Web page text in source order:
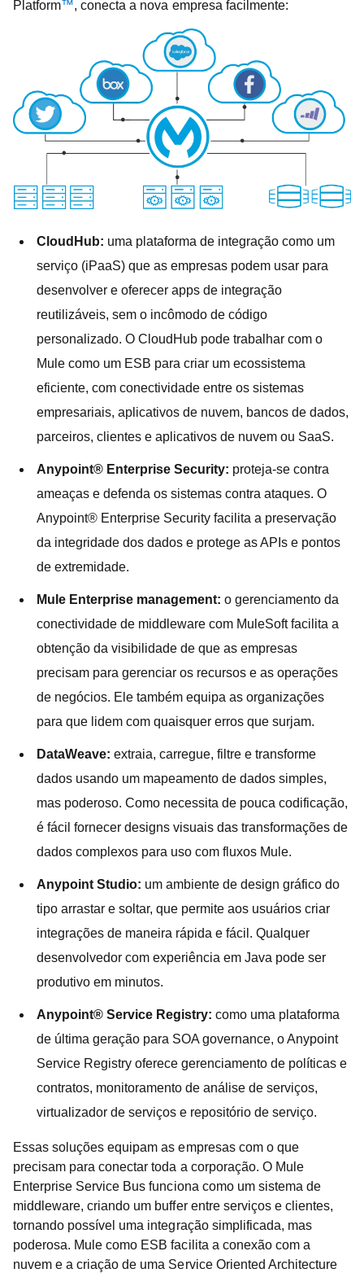
Platform™, conecta a nova empresa facilmente:
CloudHub: uma plataforma de integração como um
serviço (iPaaS) que as empresas podem usar para
desenvolver e oferecer apps de integração
reutilizáveis, sem o incômodo de código
personalizado. O CloudHub pode trabalhar com o
Mule como um ESB para criar um ecossistema
eficiente, com conectividade entre os sistemas
empresariais, aplicativos de nuvem, bancos de dados,
parceiros, clientes e aplicativos de nuvem ou SaaS.
Anypoint® Enterprise Security: proteja-se contra
ameaças e defenda os sistemas contra ataques. O
Anypoint® Enterprise Security facilita a preservação
da integridade dos dados e protege as APIs e pontos
de extremidade.
Mule Enterprise management: o gerenciamento da
conectividade de middleware com MuleSoft facilita a
obtenção da visibilidade de que as empresas
precisam para gerenciar os recursos e as operações
de negócios. Ele também equipa as organizações
para que lidem com quaisquer erros que surjam.
DataWeave: extraia, carregue, filtre e transforme
dados usando um mapeamento de dados simples,
mas poderoso. Como necessita de pouca codificação,
é fácil fornecer designs visuais das transformações de
dados complexos para uso com fluxos Mule.
Anypoint Studio: um ambiente de design gráfico do
tipo arrastar e soltar, que permite aos usuários criar
integrações de maneira rápida e fácil. Qualquer
desenvolvedor com experiência em Java pode ser
produtivo em minutos.
Anypoint® Service Registry: como uma plataforma
de última geração para SOA governance, o Anypoint
Service Registry oferece gerenciamento de políticas e
contratos, monitoramento de análise de serviços,
virtualizador de serviços e repositório de serviço.
Essas soluções equipam as empresas com o que
precisam para conectar toda a corporação. O Mule
Enterprise Service Bus funciona como um sistema de
middleware, criando um buffer entre serviços e clientes,
tornando possível uma integração simplificada, mas
poderosa. Mule como ESB facilita a conexão com a
nuvem e a criação de uma Service Oriented Architecture